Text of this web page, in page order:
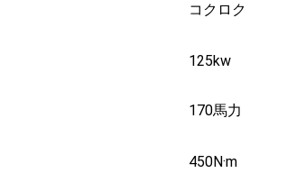
コクロク
125kw
170馬力
450N·m